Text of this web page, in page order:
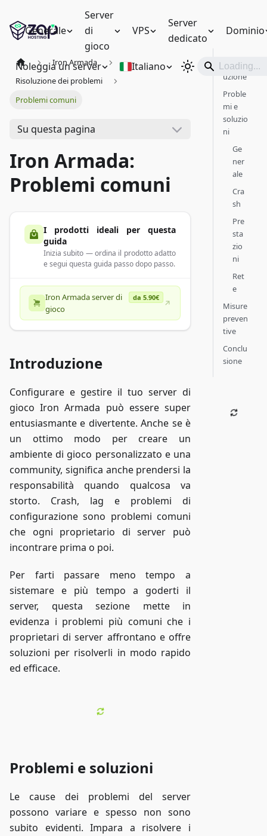
Generale
Server
di
gioco
VPS
Server
dedicato
Dominio
Noleggia un server Italiano
Iron Armada
Risoluzione dei problemi
Problemi comuni
Su questa pagina
Iron Armada:
Problemi comuni
I prodotti ideali per questa
guida
Inizia subito — ordina il prodotto adatto
e segui questa guida passo dopo passo.
Iron Armada server di
gioco
da 5.90€
Introduzione
Configurare e gestire il tuo server di
gioco Iron Armada può essere super
entusiasmante e divertente. Anche se è
un ottimo modo per creare un
ambiente di gioco personalizzato e una
community, significa anche prendersi la
responsabilità quando qualcosa va
storto. Crash, lag e problemi di
configurazione sono problemi comuni
che ogni proprietario di server può
incontrare prima o poi.
Per farti passare meno tempo a
sistemare e più tempo a goderti il
server, questa sezione mette in
evidenza i problemi più comuni che i
proprietari di server affrontano e offre
soluzioni per risolverli in modo rapido
ed efficace.
Problemi e soluzioni
Le cause dei problemi del server
possono variare e spesso non sono
subito evidenti. Impara a risolvere i
Introd
uzione
Proble
mi e
soluzio
ni
Ge
ner
ale
Cra
sh
Pre
sta
zio
ni
Ret
e
Misure
preven
tive
Conclu
sione